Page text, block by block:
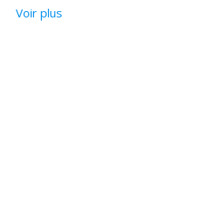
Voir plus